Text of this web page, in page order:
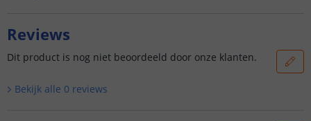
Reviews
Dit product is nog niet beoordeeld door onze klanten.
Bekijk alle 0 reviews